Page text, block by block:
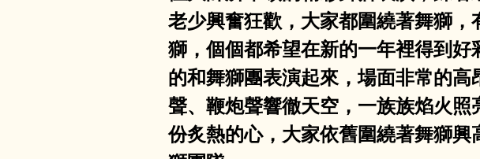
老少興奮狂歡，大家都圍繞著舞獅
獅，個個都希望在新的一年裡得到
的和舞獅團表演起來，場面非常的
聲、鞭炮聲響徹天空，一族族焰火
份炙熱的心，大家依舊圍繞著舞獅